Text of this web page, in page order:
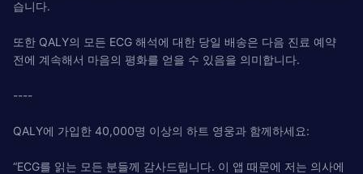
습니다.
또한 QALY의 모든 ECG 해석에 대한 당일 배송은 다음 진료 예약
전에 계속해서 마음의 평화를 얻을 수 있음을 의미합니다.
----
QALY에 가입한 40,000명 이상의 하트 영웅과 함께하세요:
“ECG를 읽는 모든 분들께 감사드립니다. 이 앱 때문에 저는 의사에